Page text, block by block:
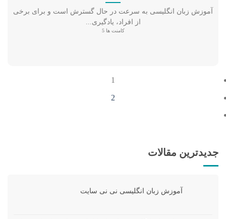
جدیدترین مقالات
آموزش زبان انگلیسی نی نی سایت
آموزش زبان انگلیسی به سرعت در حال گسترش است و برای برخی
از افراد، یادگیری...
کامنت ها 5
1
2